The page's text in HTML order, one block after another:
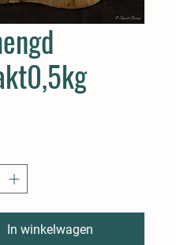
Prijs
In winkelwagen